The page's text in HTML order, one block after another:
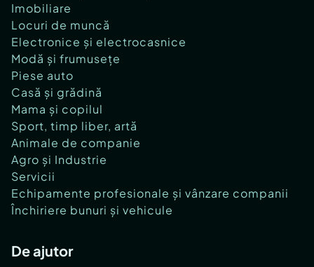
Imobiliare
Locuri de muncă
Electronice și electrocasnice
Modă și frumusețe
Piese auto
Casă și grădină
Mama și copilul
Sport, timp liber, artă
Animale de companie
Agro și Industrie
Servicii
Echipamente profesionale și vânzare companii
Închiriere bunuri și vehicule
De ajutor